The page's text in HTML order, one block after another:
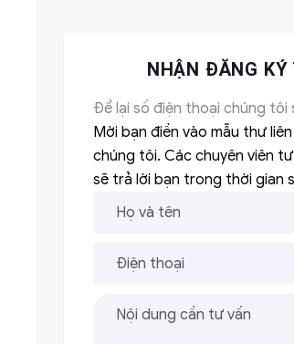
NHẬN ĐĂNG KÝ
Để lại số điện thoại chúng tôi
Mời bạn điền vào mẫu thư
chúng tôi. Các chuyên viên
sẽ trả lời bạn trong thời gian